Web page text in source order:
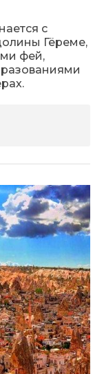
с
Гёреме,
фей,